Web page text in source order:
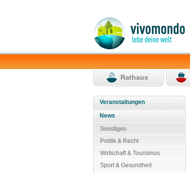
Rathaus
Veranstaltungen
News
Sonstiges
Politik & Recht
Wirtschaft & Tourismus
Sport & Gesundheit